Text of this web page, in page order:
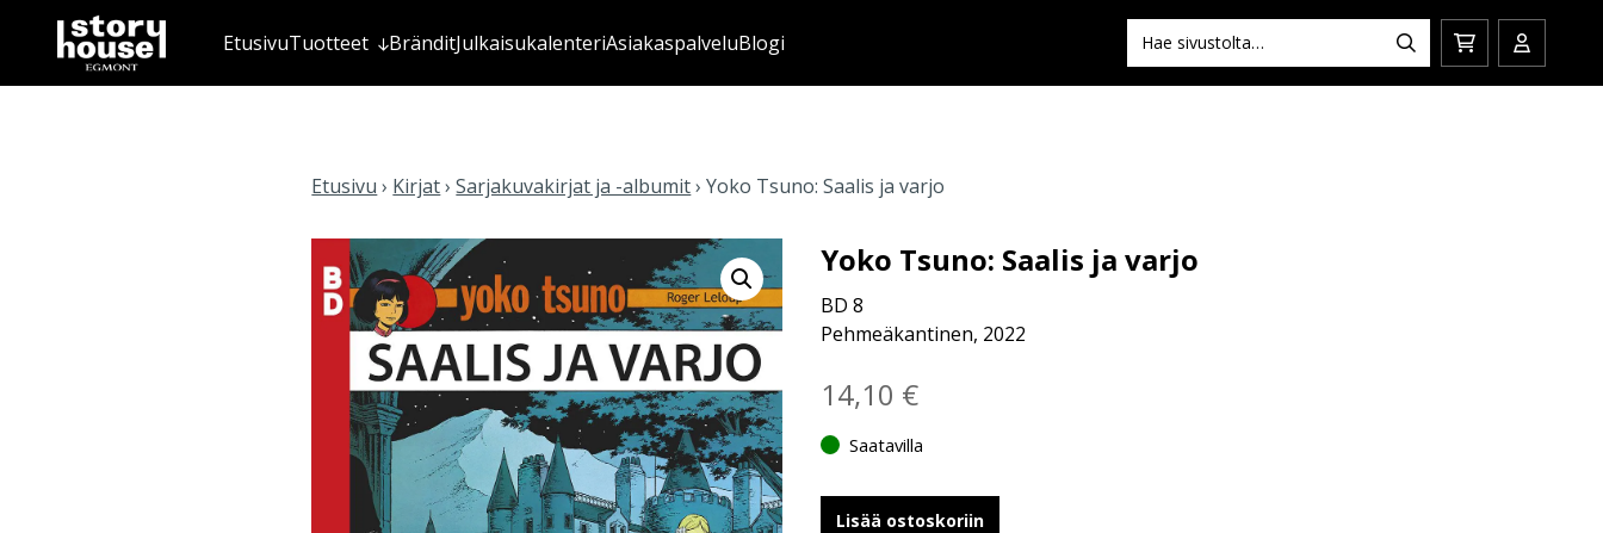
EtusivuTuotteet BränditJulkaisukalenteriAsiakaspalveluBlogi
Hae:
Hae
Siirry
Avaa/
Etusivu › Kirjat›Sarjakuvakirjat ja -albumit›Yoko Tsuno: Saalis ja varjo
Yoko Tsuno: Saalis ja varjo
BD 8
Pehmeäkantinen, 2022
14,10 €
Saatavilla
Lisää ostoskoriin